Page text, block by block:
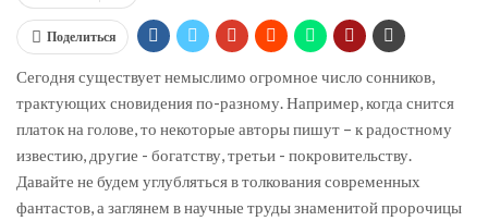
Поделиться
Сегодня существует немыслимо огромное число сонников,
трактующих сновидения по-разному. Например, когда снится
платок на голове, то некоторые авторы пишут – к радостному
известию, другие - богатству, третьи - покровительству.
Давайте не будем углубляться в толкования современных
фантастов, а заглянем в научные труды знаменитой пророчицы